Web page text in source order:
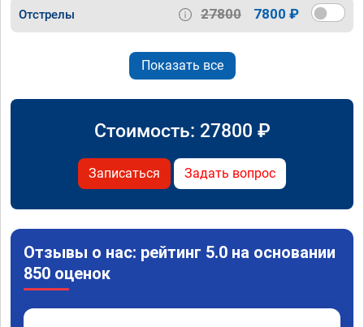
Отстрелы 27800 7800 ₽
Показать все
Стоимость: 27800 ₽
Записаться Задать вопрос
Отзывы о нас: рейтинг 5.0 на основании
850 оценок